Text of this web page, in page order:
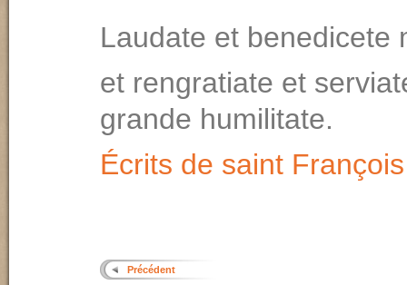
Laudate et benedicete
et rengratiate et
grande humilitate.
Écrits de saint François
Précédent